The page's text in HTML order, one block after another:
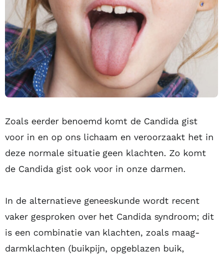
Zoals eerder benoemd komt de Candida gist
voor in en op ons lichaam en veroorzaakt het in
deze normale situatie geen klachten. Zo komt
de Candida gist ook voor in onze darmen.
In de alternatieve geneeskunde wordt recent
vaker gesproken over het Candida syndroom; dit
is een combinatie van klachten, zoals maag-
darmklachten (buikpijn, opgeblazen buik,